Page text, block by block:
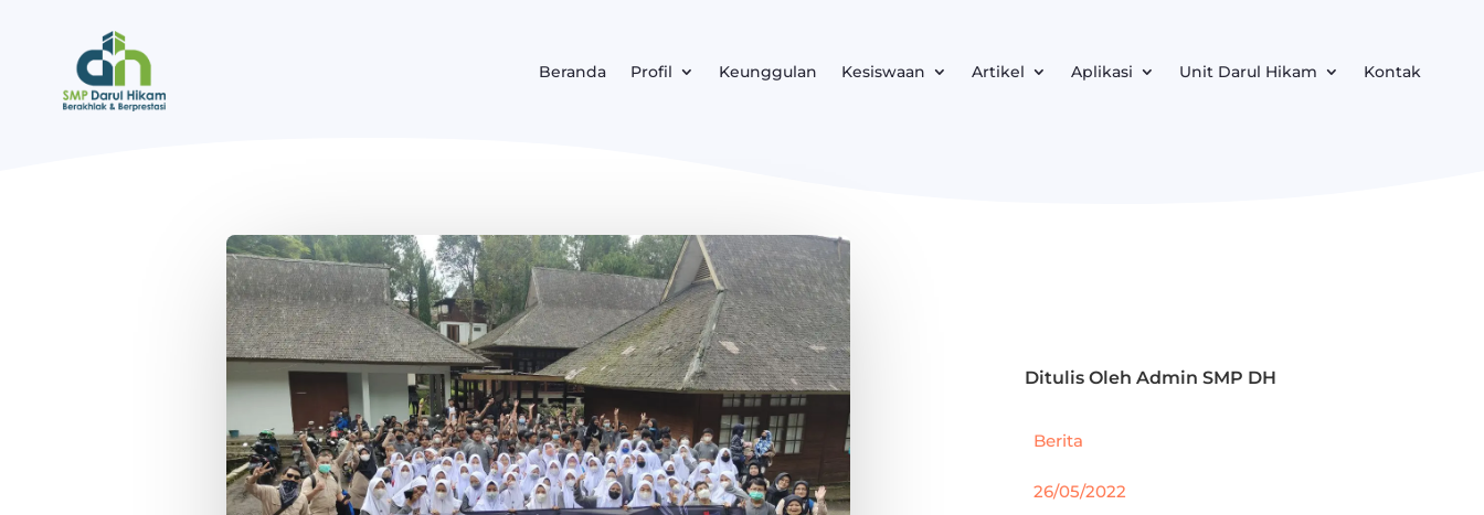
Beranda Profil Keunggulan Kesiswaan Artikel Aplikasi Unit Darul Hikam Kontak
Ditulis OlehAdmin SMP DH
Berita
26/05/2022